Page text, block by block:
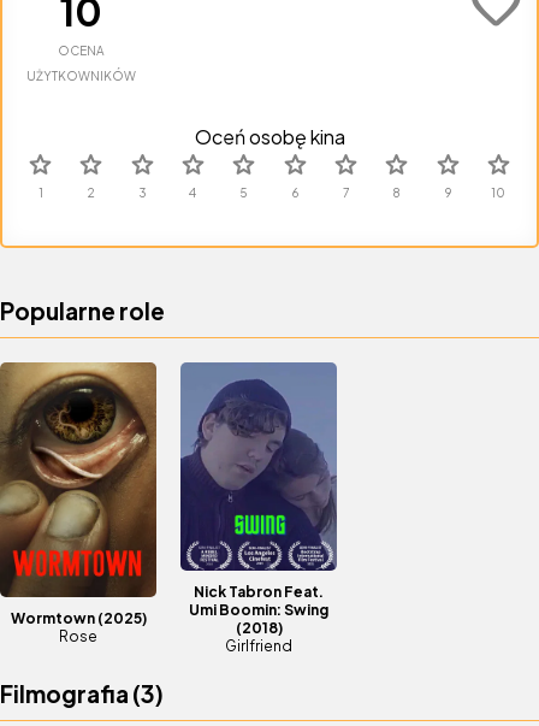
10
OCENA
UŻYTKOWNIKÓW
Oceń osobę kina
star star star star star star star star star star
Popularne role
Wormtown (2025)
Rose
Nick Tabron Feat.
Umi Boomin: Swing
(2018)
Girlfriend
Filmografia (3)